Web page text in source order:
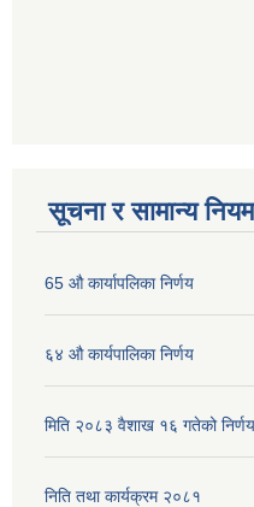
सूचना र सामान्य
65 औ कार्यापलिका निर्णय
६४ औ कार्यपालिका निर्णय
मिति २०८३ वैशाख १६ गतेको निर्णय
निति तथा कार्यक्रम २०८१